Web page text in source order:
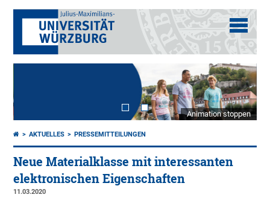
Animation stoppen
AKTUELLES PRESSEMITTEILUNGEN
Neue Materialklasse mit interessanten
elektronischen Eigenschaften
11.03.2020